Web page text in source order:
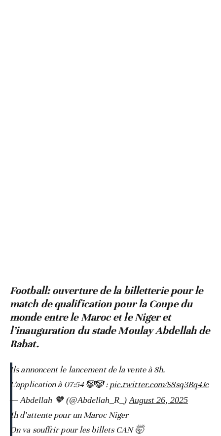
Football: ouverture de la billetterie pour le
match de qualification pour la Coupe du
monde entre le Maroc et le Niger et
l’inauguration du stade Moulay Abdellah de
Rabat.
Ils annoncent le lancement de la vente à 8h.
L’application à 07:54 🤡🤡 :pic.twitter.com/S8sq3Rq4Jc
— Abdellah 🧡 (@Abdellah_R_)August 26, 2025
1h d’attente pour un Maroc Niger
On va souffrir pour les billets CAN 🤯